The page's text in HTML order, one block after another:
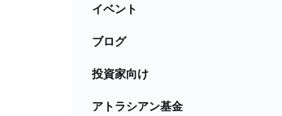
イベント
ブログ
投資家向け
アトラシアン基金